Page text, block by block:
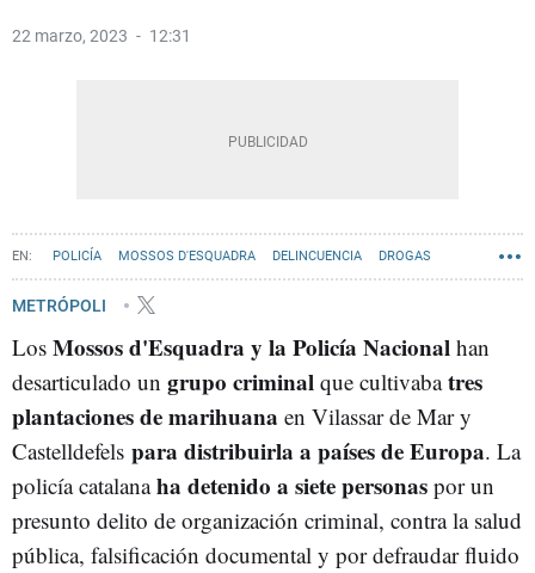
22 marzo, 2023 12:31
POLICÍA MOSSOS D'ESQUADRA DELINCUENCIA DROGAS
REDADA BANDAS
METRÓPOLI
Los Mossos d'Esquadra y la Policía Nacional han
desarticulado un grupo criminal que cultivabatres
plantaciones de marihuana en Vilassar de Mar y
Castelldefels para distribuirla a países de Europa. La
policía catalanaha detenido a siete personas por un
presunto delito de organización criminal, contra la salud
pública, falsificación documental y por defraudar fluido